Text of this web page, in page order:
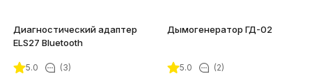
Диагностический адаптер
ELS27 Bluetooth
5.0 (3)
Дымогенератор ГД-02
5.0 (2)